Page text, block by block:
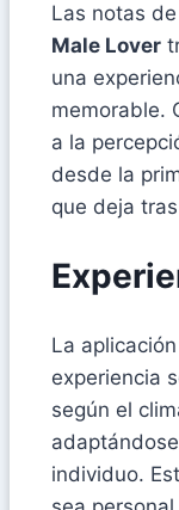
Las notas
Male Lover
una
memorable.
a la
desde la
que deja
La
experiencia
según el
individuo.